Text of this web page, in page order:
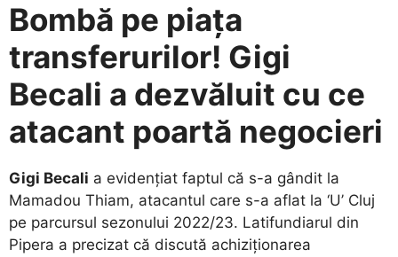
Bombă pe piața
transferurilor! Gigi
Becali a dezvăluit cu ce
atacant poartă negocieri
Gigi Becali a evidențiat faptul că s-a gândit la
Mamadou Thiam, atacantul care s-a aflat la ‘U’ Cluj
pe parcursul sezonului 2022/23. Latifundiarul din
Pipera a precizat că discută achiziționarea